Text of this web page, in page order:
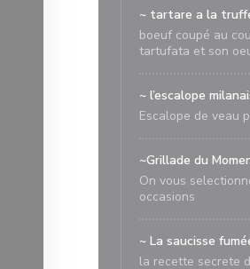
~ tartare a la
boeuf coupé au
tartufata et son
~ l’escalope
Escalope de veau
~Grillade du
On vous
occasions
~ La saucisse
la recette secrete